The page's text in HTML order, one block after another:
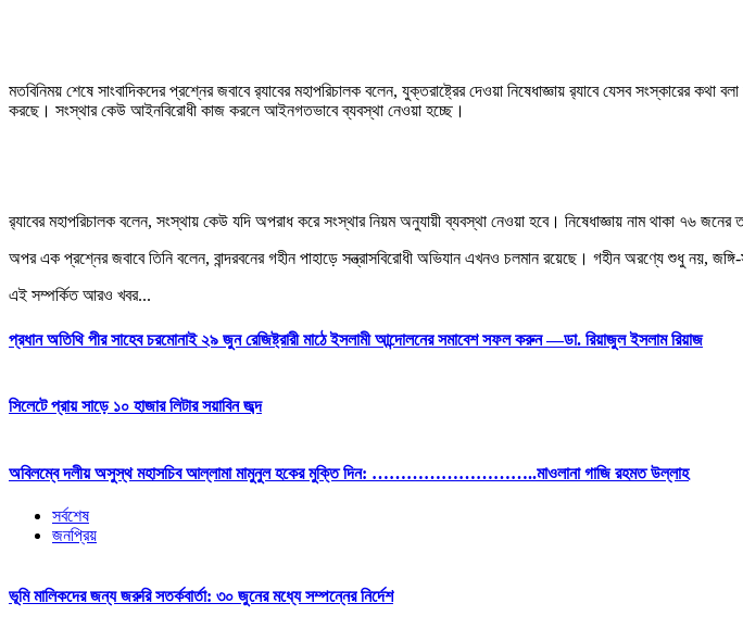
মতবিনিময় শেষে সাংবাদিকদের প্রশ্নের জবাবে র‍্যাবের মহাপরিচালক বলেন, যুক্তরাষ্ট্রের দেওয়া নিষেধাজ্ঞায় র‍্যাবে যেসব সংস্কারের
করছে। সংস্থার কেউ আইনবিরোধী কাজ করলে আইনগতভাবে ব্যবস্থা নেওয়া হচ্ছে।
র‍্যাবের মহাপরিচালক বলেন, সংস্থায় কেউ যদি অপরাধ করে সংস্থার নিয়ম অনুযায়ী ব্যবস্থা নেওয়া হবে। নিষেধাজ্ঞায় নাম থাকা ৭৬
অপর এক প্রশ্নের জবাবে তিনি বলেন, বান্দরবনের গহীন পাহাড়ে সন্ত্রাসবিরোধী অভিযান এখনও চলমান রয়েছে। গহীন অরণ্যে শুধু নয়,
এই সম্পর্কিত আরও খবর...
প্রধান অতিথি পীর সাহেব চরমোনাই ২৯ জুন রেজিষ্ট্রারী মাঠে ইসলামী আন্দোলনের সমাবেশ সফল করুন —ডা. রিয়াজুল ইসলাম রিয়াজ
সিলেটে প্রায় সাড়ে ১০ হাজার লিটার সয়াবিন জব্দ
অবিলম্বে দলীয় অসুস্থ মহাসচিব আল্লামা মামুনুল হকের মুক্তি দিন: ………………………..মাওলানা গাজি রহমত উল্লাহ
সর্বশেষ
জনপ্রিয়
ভূমি মালিকদের জন্য জরুরি সতর্কবার্তা: ৩০ জুনের মধ্যে সম্পন্নের নির্দেশ